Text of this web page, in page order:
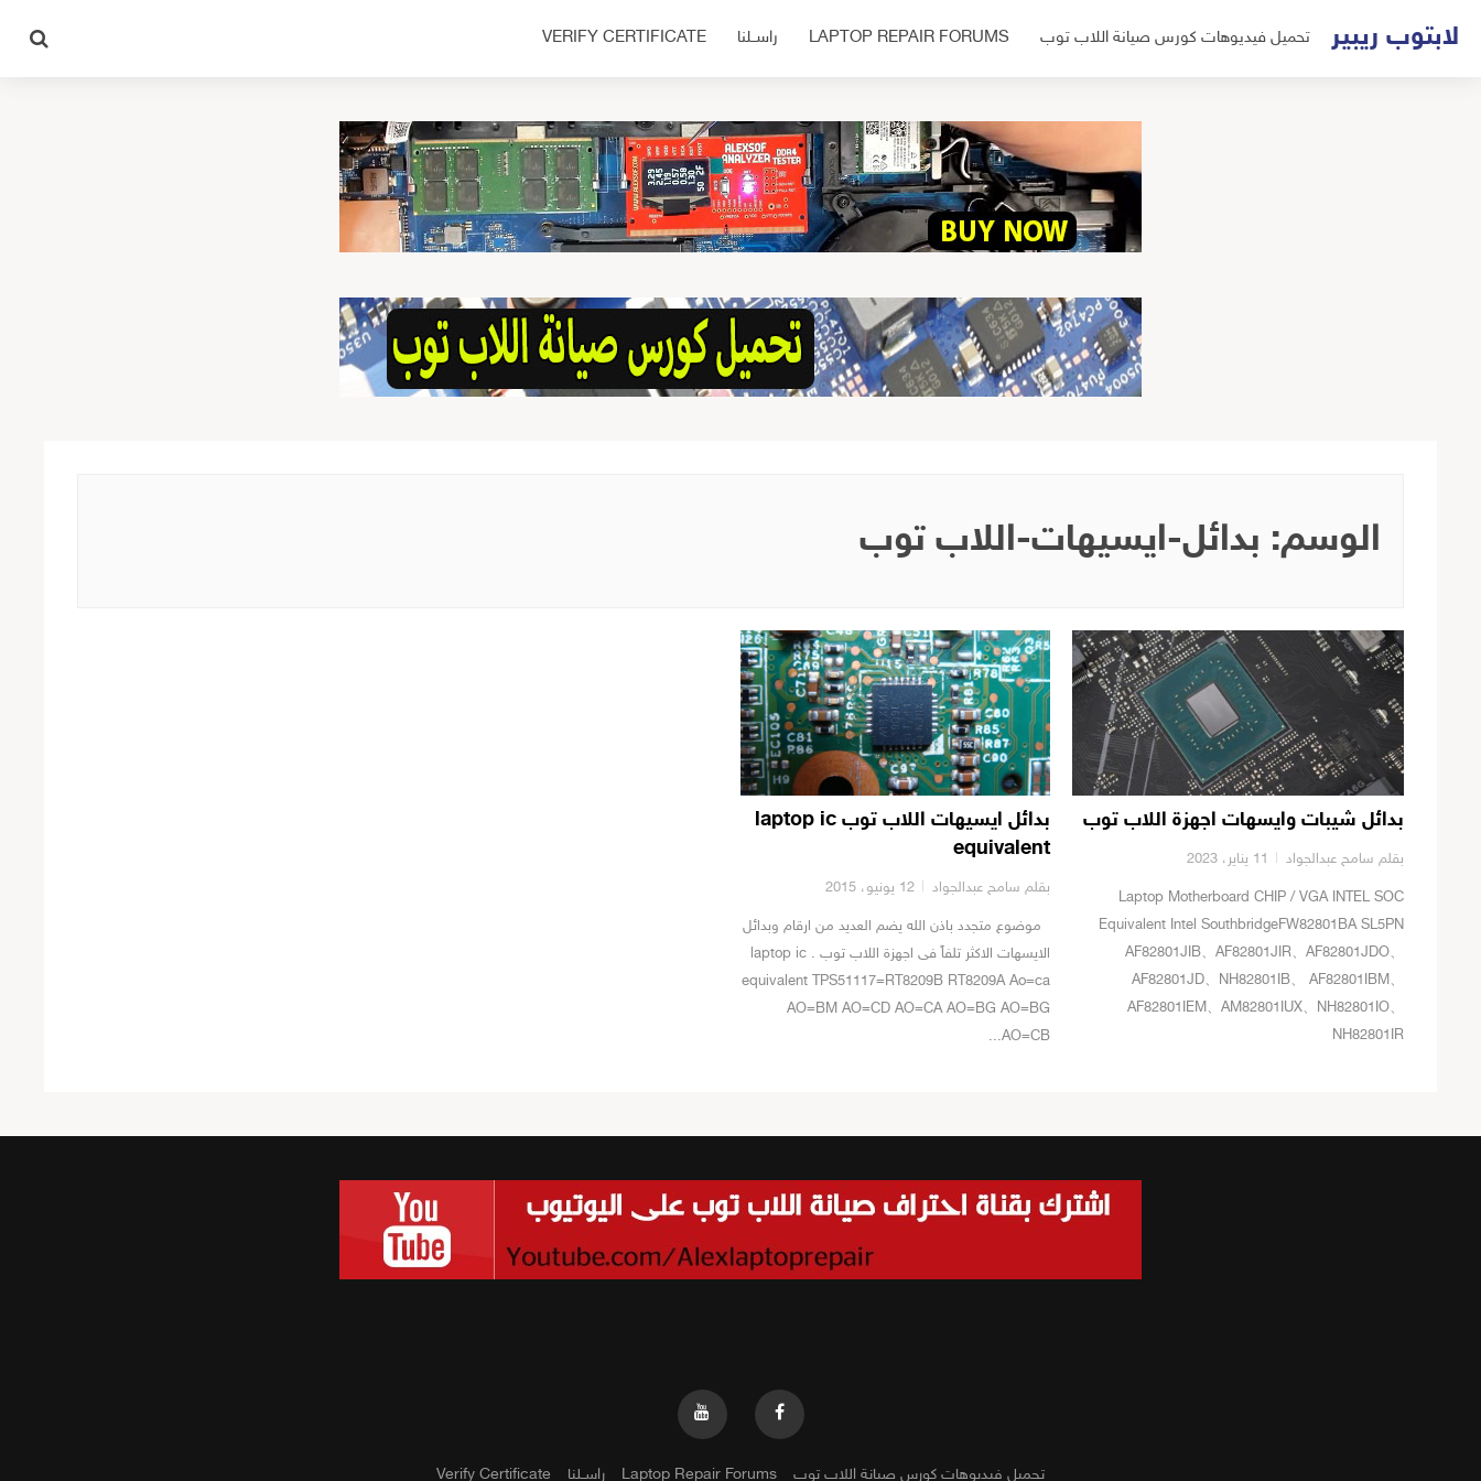
لابتوب ريبير تحميل فيديوهات كورس صيانة اللاب توب LAPTOP REPAIR FORUMS راســلنا VERIFY CERTIFICATE
الوسم: بدائل-ايسيهات-اللاب توب
بدائل شيبات وايسهات اجهزة اللاب توب
بقلم سامح عبدالجواد 11 يناير، 2023
Laptop Motherboard CHIP / VGA INTEL SOC
Equivalent Intel SouthbridgeFW82801BA SL5PN
AF82801JIB、AF82801JIR、AF82801JDO、
AF82801JD、NH82801IB、 AF82801IBM、
AF82801IEM、AM82801IUX、NH82801IO、
NH82801IR
بدائل ايسيهات اللاب توب laptop ic
equivalent
بقلم سامح عبدالجواد 12 يونيو، 2015
موضوع متجدد باذن الله يضم العديد من ارقام وبدائل
الايسهات الاكثر تلفاً فى اجهزة اللاب توب . laptop ic
equivalent TPS51117=RT8209B RT8209A Ao=ca
AO=BM AO=CD AO=CA AO=BG AO=BG
AO=CB...
تحميل فيديوهات كورس صيانة اللاب توب Laptop Repair Forums راســلنا Verify Certificate